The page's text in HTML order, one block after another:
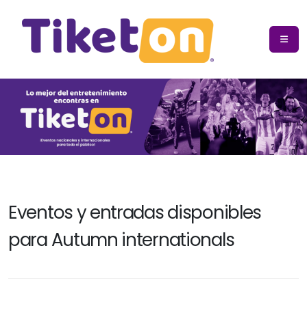
Eventos y entradas disponibles
para Autumn internationals